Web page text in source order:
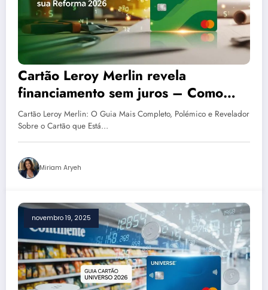
Cartão Leroy Merlin revela
financiamento sem juros – Como
aderir em 10 passos simples
Cartão Leroy Merlin: O Guia Mais Completo, Polémico e Revelador
Sobre o Cartão que Está…
Miriam Aryeh
novembro 19, 2025